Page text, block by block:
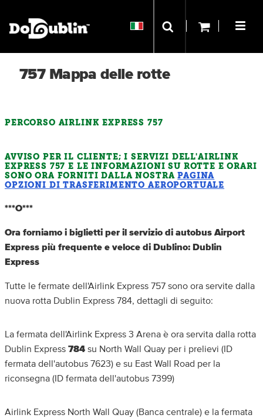
757 Mappa delle rotte
PERCORSO AIRLINK EXPRESS 757
AVVISO PER IL CLIENTE; I SERVIZI DELL'AIRLINK
EXPRESS 757 E LE INFORMAZIONI SU ROTTE E ORARI
SONO ORA FORNITI DALLA NOSTRAPAGINA
OPZIONI DI TRASFERIMENTO AEROPORTUALE
***O***
Ora forniamo i biglietti per il servizio di autobus Airport
Express più frequente e veloce di Dublino: Dublin
Express
Tutte le fermate dell'Airlink Express 757 sono ora servite dalla
nuova rotta Dublin Express 784, dettagli di seguito:
La fermata dell'Airlink Express 3 Arena è ora servita dalla rotta
Dublin Express 784 su North Wall Quay per i prelievi (ID
fermata dell'autobus 7623) e su East Wall Road per la
riconsegna (ID fermata dell'autobus 7399)
Airlink Express North Wall Quay (Banca centrale) e la fermata